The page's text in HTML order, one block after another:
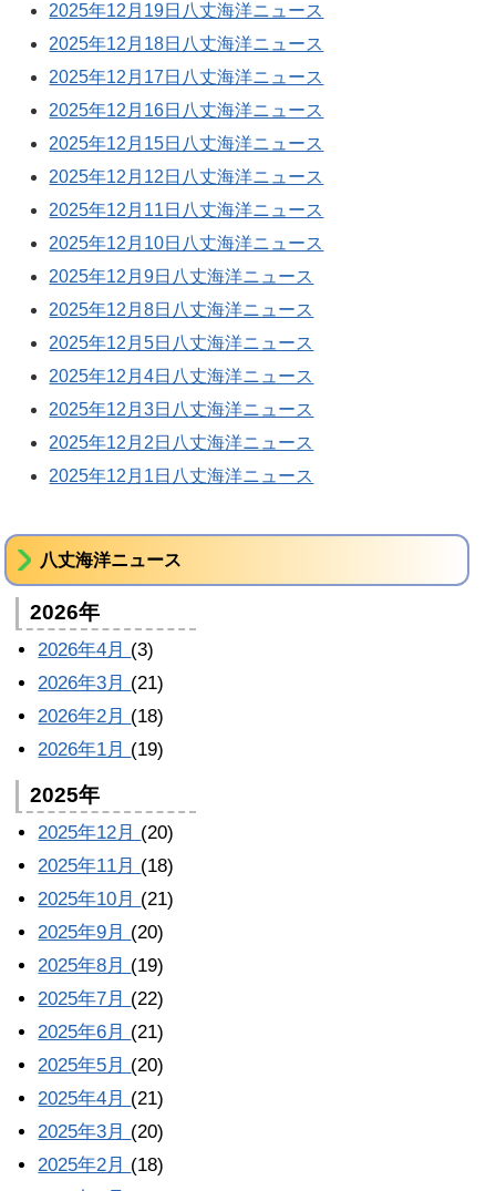
2025年12月19日八丈海洋ニュース
2025年12月18日八丈海洋ニュース
2025年12月17日八丈海洋ニュース
2025年12月16日八丈海洋ニュース
2025年12月15日八丈海洋ニュース
2025年12月12日八丈海洋ニュース
2025年12月11日八丈海洋ニュース
2025年12月10日八丈海洋ニュース
2025年12月9日八丈海洋ニュース
2025年12月8日八丈海洋ニュース
2025年12月5日八丈海洋ニュース
2025年12月4日八丈海洋ニュース
2025年12月3日八丈海洋ニュース
2025年12月2日八丈海洋ニュース
2025年12月1日八丈海洋ニュース
八丈海洋ニュース
2026年
2026年4月 (3)
2026年3月 (21)
2026年2月 (18)
2026年1月 (19)
2025年
2025年12月 (20)
2025年11月 (18)
2025年10月 (21)
2025年9月 (20)
2025年8月 (19)
2025年7月 (22)
2025年6月 (21)
2025年5月 (20)
2025年4月 (21)
2025年3月 (20)
2025年2月 (18)